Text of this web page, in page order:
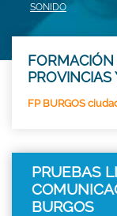
SONIDO
PROVINCIAS
FP BURGOS
PRUEBAS
BURGOS